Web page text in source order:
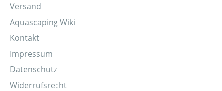
Versand
Aquascaping Wiki
Kontakt
Impressum
Datenschutz
Widerrufsrecht